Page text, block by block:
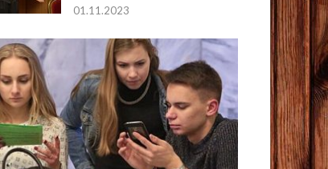
01.11.2023